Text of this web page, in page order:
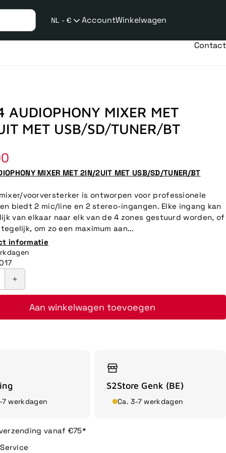
NL - €
taalwijziging
AccountWinkelwagen
Contact
AUDIOPHONY MIXER MET
MET USB/SD/TUNER/BT
MIXER MET 2IN/2UIT MET USB/SD/TUNER/BT
mixer/voorversterker is ontworpen voor professionele
biedt 2 mic/line en 2 stereo-ingangen. Elke ingang kan
van elkaar naar elk van de 4 zones gestuurd worden, of
om zo een maximum aan...
informatie
Aan winkelwagen toevoegen
7 werkdagen
S2Store Genk (BE)
Ca. 3-7 werkdagen
vanaf €75*